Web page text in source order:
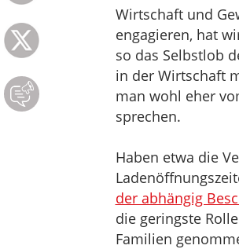
Wirtschaft und
engagieren, hat
so das Selbstlob
in der Wirtschaft
man wohl eher
sprechen.
Haben etwa die
der abhängig
die geringste
Familien